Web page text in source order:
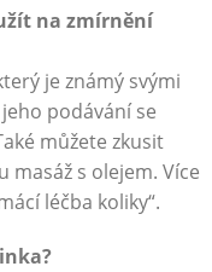
na zmírnění
je známý svými
podávání se
můžete zkusit
s olejem. Více
léčba koliky“.